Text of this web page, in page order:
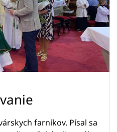
farníkov. Písal sa